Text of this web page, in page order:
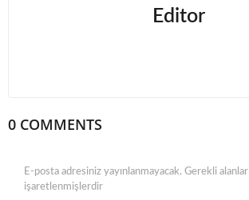
Editor
0 COMMENTS
E-posta adresiniz yayınlanmayacak. Gerekli alanlar
işaretlenmişlerdir